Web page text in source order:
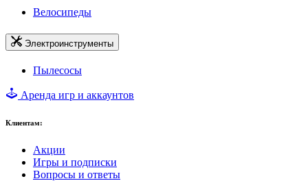
Велосипеды
Электроинструменты
Пылесосы
Аренда игр и аккаунтов
Клиентам:
Акции
Игры и подписки
Вопросы и ответы